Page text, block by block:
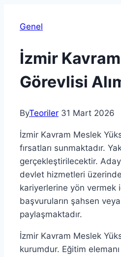
Genel
İzmir
Görevlisi
ByTeoriler 31 Mart 2026
İzmir Kavram Meslek
fırsatları sunmaktadır.
gerçekleştirilecektir.
devlet hizmetleri
kariyerlerine yön vermek
başvuruların şahsen
paylaşmaktadır.
İzmir Kavram Meslek
kurumdur. Eğitim